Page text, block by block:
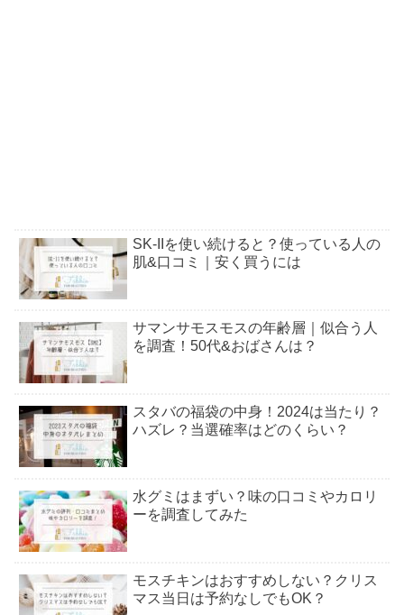
SK-IIを使い続けると？使っている人の
肌&口コミ｜安く買うには
サマンサモスモスの年齢層｜似合う人
を調査！50代&おばさんは？
スタバの福袋の中身！2024は当たり？
ハズレ？当選確率はどのくらい？
水グミはまずい？味の口コミやカロリ
ーを調査してみた
モスチキンはおすすめしない？クリス
マス当日は予約なしでもOK？